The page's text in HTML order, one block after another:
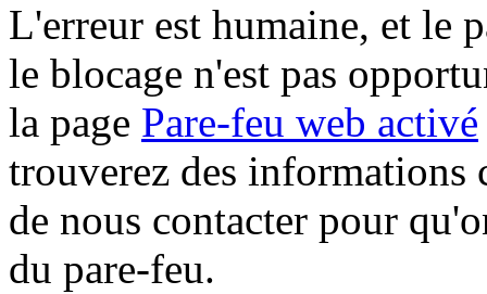
L'erreur est humaine, et le
le blocage n'est pas
la page Pare-feu web activé
trouverez des informations
de nous contacter pour
du pare-feu.